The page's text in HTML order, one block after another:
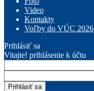
Video
Kontakty
Voľby do VÚC 2026
Prihlásiť sa
Vitajte! prihlásenie k účtu